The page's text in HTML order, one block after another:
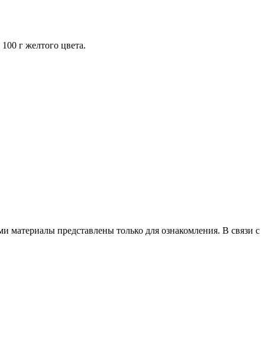
г желтого цвета.
представлены только для ознакомления. В связи с